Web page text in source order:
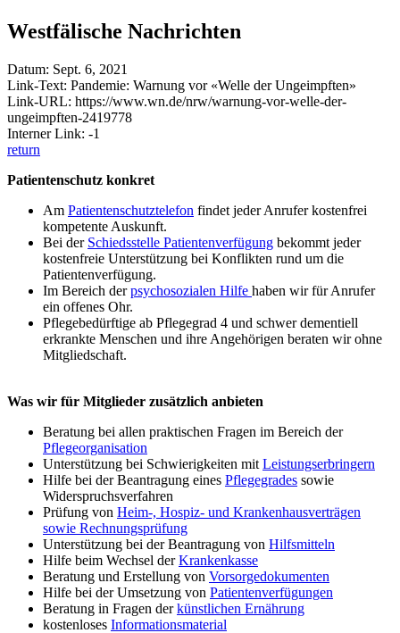
Westfälische Nachrichten
Datum: Sept. 6, 2021
Link-Text: Pandemie: Warnung vor «Welle der Ungeimpften»
Link-URL: https://www.wn.de/nrw/warnung-vor-welle-der-
ungeimpften-2419778
Interner Link: -1
return
Patientenschutz konkret
Am Patientenschutztelefon findet jeder Anrufer kostenfrei
kompetente Auskunft.
Bei der Schiedsstelle Patientenverfügung bekommt jeder
kostenfreie Unterstützung bei Konflikten rund um die
Patientenverfügung.
Im Bereich derpsychosozialen Hilfe haben wir für Anrufer
ein offenes Ohr.
Pflegebedürftige ab Pflegegrad 4 und schwer dementiell
erkrankte Menschen und ihre Angehörigen beraten wir ohne
Mitgliedschaft.
Was wir für Mitglieder zusätzlich anbieten
Beratung bei allen praktischen Fragen im Bereich der
Pflegeorganisation
Unterstützung bei Schwierigkeiten mit Leistungserbringern
Hilfe bei der Beantragung eines Pflegegrades sowie
Widerspruchsverfahren
Prüfung von Heim-, Hospiz- und Krankenhausverträgen
sowie Rechnungsprüfung
Unterstützung bei der Beantragung von Hilfsmitteln
Hilfe beim Wechsel derKrankenkasse
Beratung und Erstellung von Vorsorgedokumenten
Hilfe bei der Umsetzung von Patientenverfügungen
Beratung in Fragen derkünstlichen Ernährung
kostenloses Informationsmaterial